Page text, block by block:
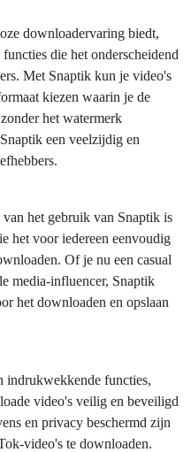
downloadervaring biedt,
die het onderscheidend
Met Snaptik kun je video's
kiezen waarin je de
het watermerk
een veelzijdig en
het gebruik van Snaptik is
het voor iedereen eenvoudig
Of je nu een casual
media-influencer, Snaptik
het downloaden en opslaan
indrukwekkende functies,
video's veilig en beveiligd
en privacy beschermd zijn
video's te downloaden.